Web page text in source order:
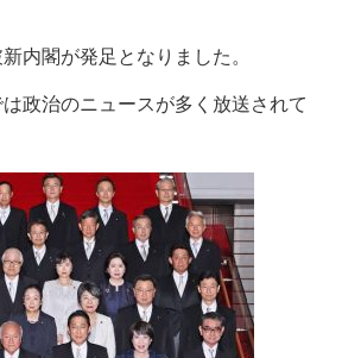
内閣が発足となりました。
政治のニュースが多く放送されて